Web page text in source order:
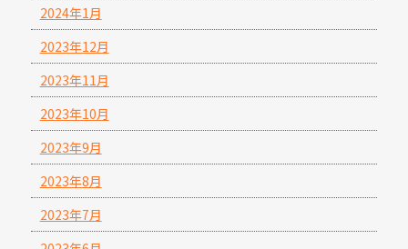
2024年1月
2023年12月
2023年11月
2023年10月
2023年9月
2023年8月
2023年7月